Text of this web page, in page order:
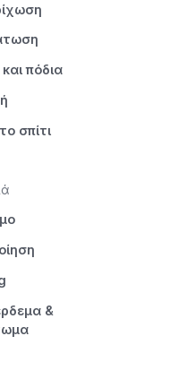
πόδια
σπίτι
&